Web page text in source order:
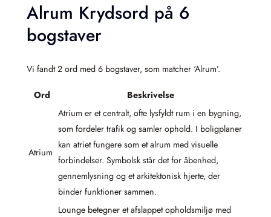
Alrum Krydsord på 6
bogstaver
Vi fandt 2 ord med 6 bogstaver, som matcher ‘Alrum’.
Ord Beskrivelse
Atrium
Atrium er et centralt, ofte lysfyldt rum i en bygning,
som fordeler trafik og samler ophold. I boligplaner
kan atriet fungere som et alrum med visuelle
forbindelser. Symbolsk står det for åbenhed,
gennemlysning og et arkitektonisk hjerte, der
binder funktioner sammen.
Lounge betegner et afslappet opholdsmiljø med